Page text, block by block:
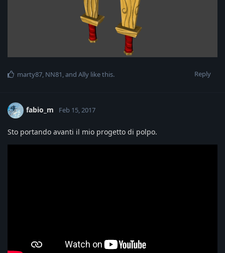
Reply
marty87, NN81, and Ally like this.
fabio_m Feb 15, 2017
Sto portando avanti il mio progetto di polpo.